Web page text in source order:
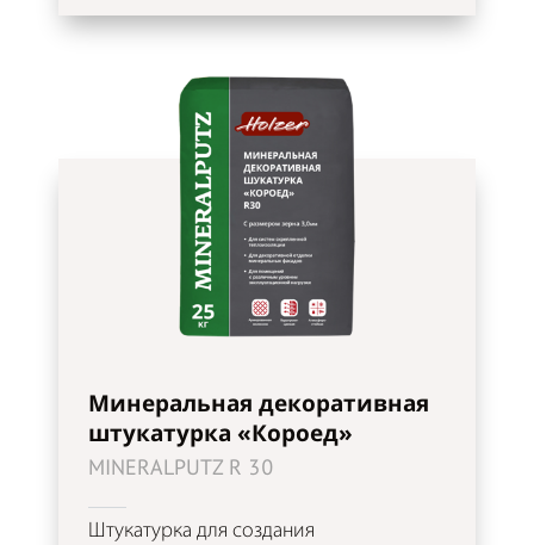
Минеральная декоративная
штукатурка «Короед»
MINERALPUTZ R 30
Штукатурка для создания